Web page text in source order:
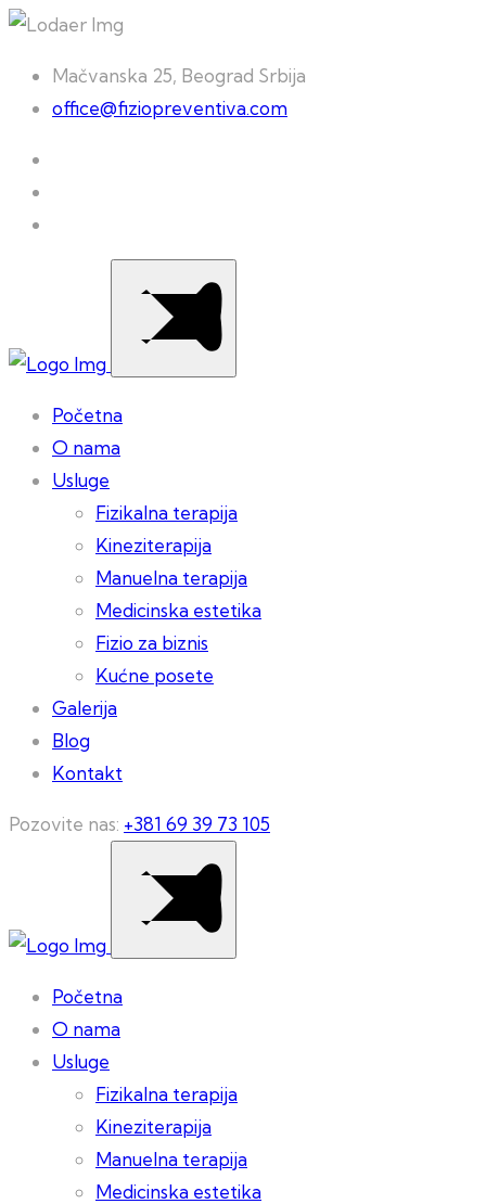
Mačvanska 25, Beograd Srbija
office@fiziopreventiva.com
Početna
O nama
Usluge
Fizikalna terapija
Kineziterapija
Manuelna terapija
Medicinska estetika
Fizio za biznis
Kućne posete
Galerija
Blog
Kontakt
Pozovite nas: +381 69 39 73 105
Početna
O nama
Usluge
Fizikalna terapija
Kineziterapija
Manuelna terapija
Medicinska estetika